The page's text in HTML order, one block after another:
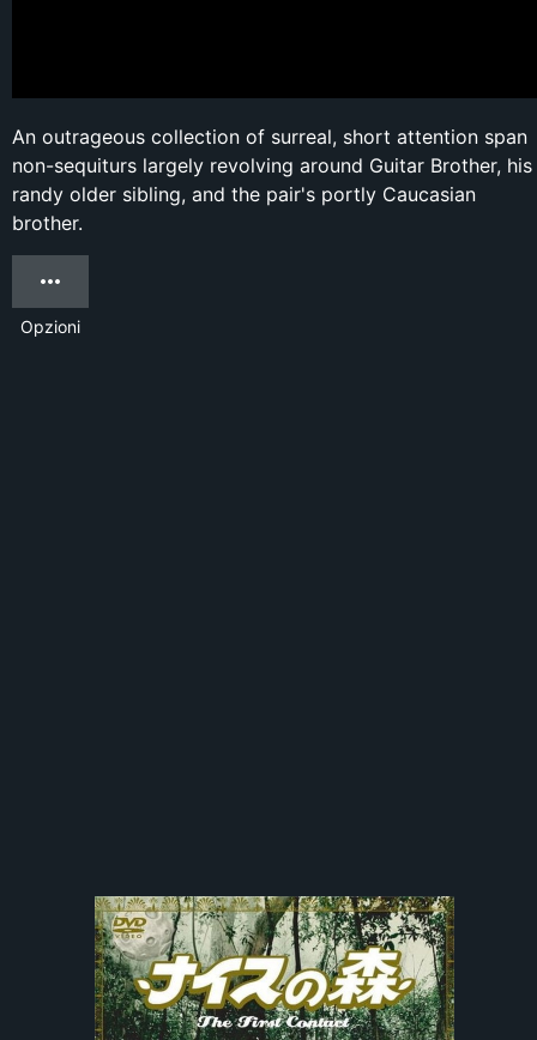
An outrageous collection of surreal, short attention span
non-sequiturs largely revolving around Guitar Brother, his
randy older sibling, and the pair's portly Caucasian
brother.
Opzioni